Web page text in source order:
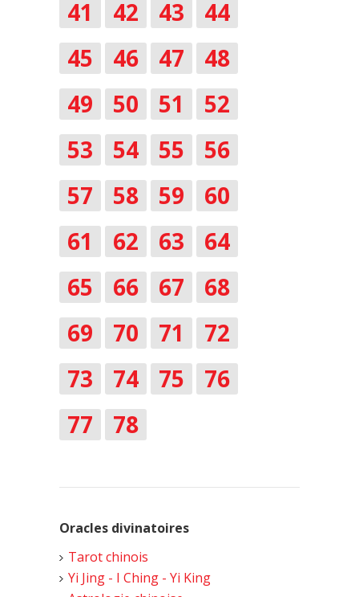
41
42 43
44
45
46 47
48
49
50 51
52
53
54 55
56
57
58 59
60
61
62 63
64
65
66 67
68
69
70 71
72
73
74 75
76
77
78
Oracles divinatoires
Tarot chinois
Yi Jing - I Ching - Yi King